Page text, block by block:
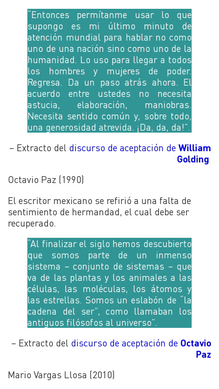
“Entonces permítanme usar lo que
supongo es mi último minuto de
atención mundial para hablar no como
uno de una nación sino como uno de la
humanidad. Lo uso para llegar a todos
los hombres y mujeres de poder.
Regresa. Da un paso atrás ahora. El
acuerdo entre ustedes no necesita
astucia, elaboración, maniobras.
Necesita sentido común y, sobre todo,
una generosidad atrevida. ¡Da, da, da!”.
– Extracto del discurso de aceptación de William
Golding
Octavio Paz (1990)
El escritor mexicano se refirió a una falta de
sentimiento de hermandad, el cual debe ser
recuperado.
“Al finalizar el siglo hemos descubierto
que somos parte de un inmenso
sistema – conjunto de sistemas – que
va de las plantas y los animales a las
células, las moléculas, los átomos y
las estrellas. Somos un eslabón de “la
cadena del ser”, como llamaban los
antiguos filósofos al universo”.
– Extracto del discurso de aceptación de Octavio
Paz
Mario Vargas Llosa (2010)